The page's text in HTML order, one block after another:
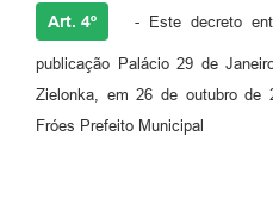
Art. 4º - Este decreto
publicação Palácio 29 de
Zielonka, em 26 de outubro de
Fróes Prefeito Municipal